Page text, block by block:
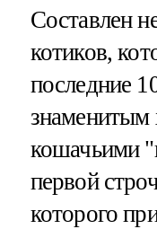
Составлен
котиков,
последние
знаменитым
кошачьими
первой
которого